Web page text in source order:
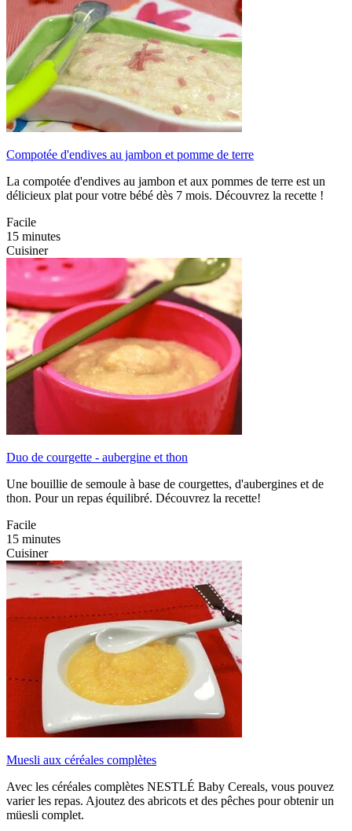
Compotée d'endives au jambon et pomme de terre
La compotée d'endives au jambon et aux pommes de terre est un
délicieux plat pour votre bébé dès 7 mois. Découvrez la recette !
Facile
15 minutes
Cuisiner
Duo de courgette - aubergine et thon
Une bouillie de semoule à base de courgettes, d'aubergines et de
thon. Pour un repas équilibré. Découvrez la recette!
Facile
15 minutes
Cuisiner
Muesli aux céréales complètes
Avec les céréales complètes NESTLÉ Baby Cereals, vous pouvez
varier les repas. Ajoutez des abricots et des pêches pour obtenir un
müesli complet.